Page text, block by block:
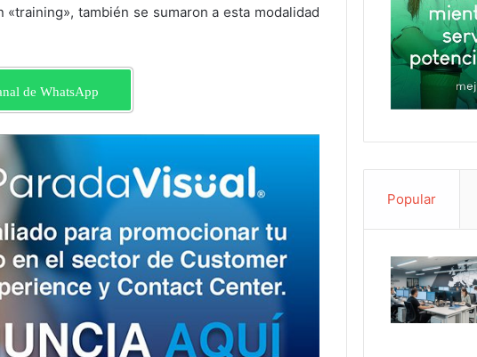
«training», también se sumaron a esta modalidad
de WhatsApp
Popular